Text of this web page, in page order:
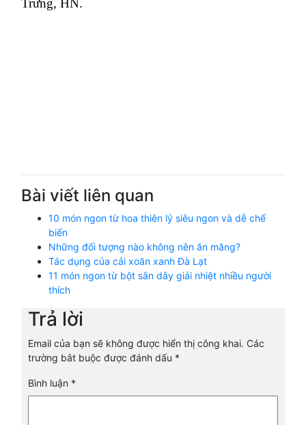
Trưng, HN.
Bài viết liên quan
10 món ngon từ hoa thiên lý siêu ngon và dễ chế
biến
Những đối tượng nào không nên ăn măng?
Tác dụng của cải xoăn xanh Đà Lạt
11 món ngon từ bột sắn dây giải nhiệt nhiều người
thích
Trả lời
Email của bạn sẽ không được hiển thị công khai. Các
trường bắt buộc được đánh dấu *
Bình luận *